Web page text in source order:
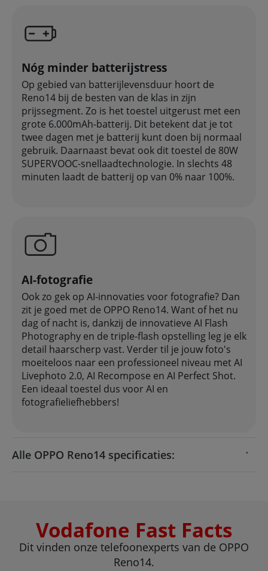
Nóg minder batterijstress
Op gebied van batterijlevensduur hoort de
Reno14 bij de besten van de klas in zijn
prijssegment. Zo is het toestel uitgerust met een
grote 6.000mAh-batterij. Dit betekent dat je tot
twee dagen met je batterij kunt doen bij normaal
gebruik. Daarnaast bevat ook dit toestel de 80W
SUPERVOOC-snellaadtechnologie. In slechts 48
minuten laadt de batterij op van 0% naar 100%.
AI-fotografie
Ook zo gek op AI-innovaties voor fotografie? Dan
zit je goed met de OPPO Reno14. Want of het nu
dag of nacht is, dankzij de innovatieve AI Flash
Photography en de triple-flash opstelling leg je elk
detail haarscherp vast. Verder til je jouw foto's
moeiteloos naar een professioneel niveau met AI
Livephoto 2.0, AI Recompose en AI Perfect Shot.
Een ideaal toestel dus voor AI en
fotografieliefhebbers!
Alle OPPO Reno14 specificaties:
Vodafone Fast Facts
Dit vinden onze telefoonexperts van de OPPO
Reno14.